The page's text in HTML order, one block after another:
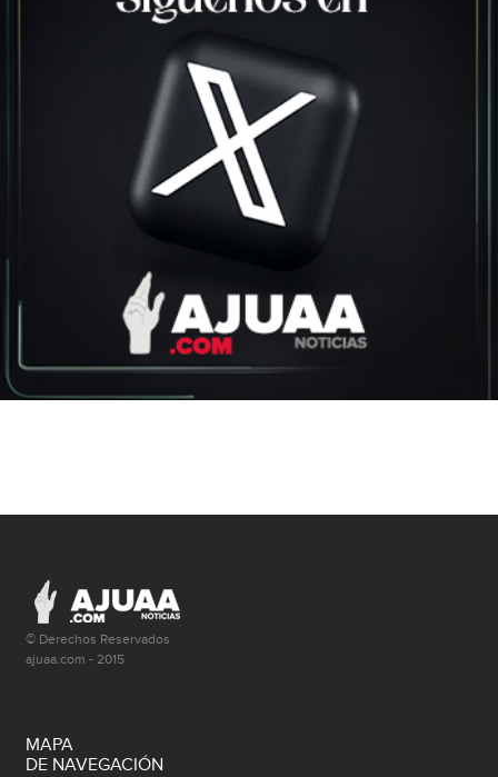
© Derechos Reservados
ajuaa.com - 2015
MAPA
DE NAVEGACIÓN